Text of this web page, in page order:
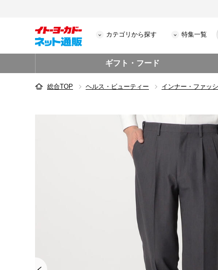
カテゴリから探す 特集一覧
ギフト・フード
総合TOP ヘルス・ビューティー インナー・ファッ